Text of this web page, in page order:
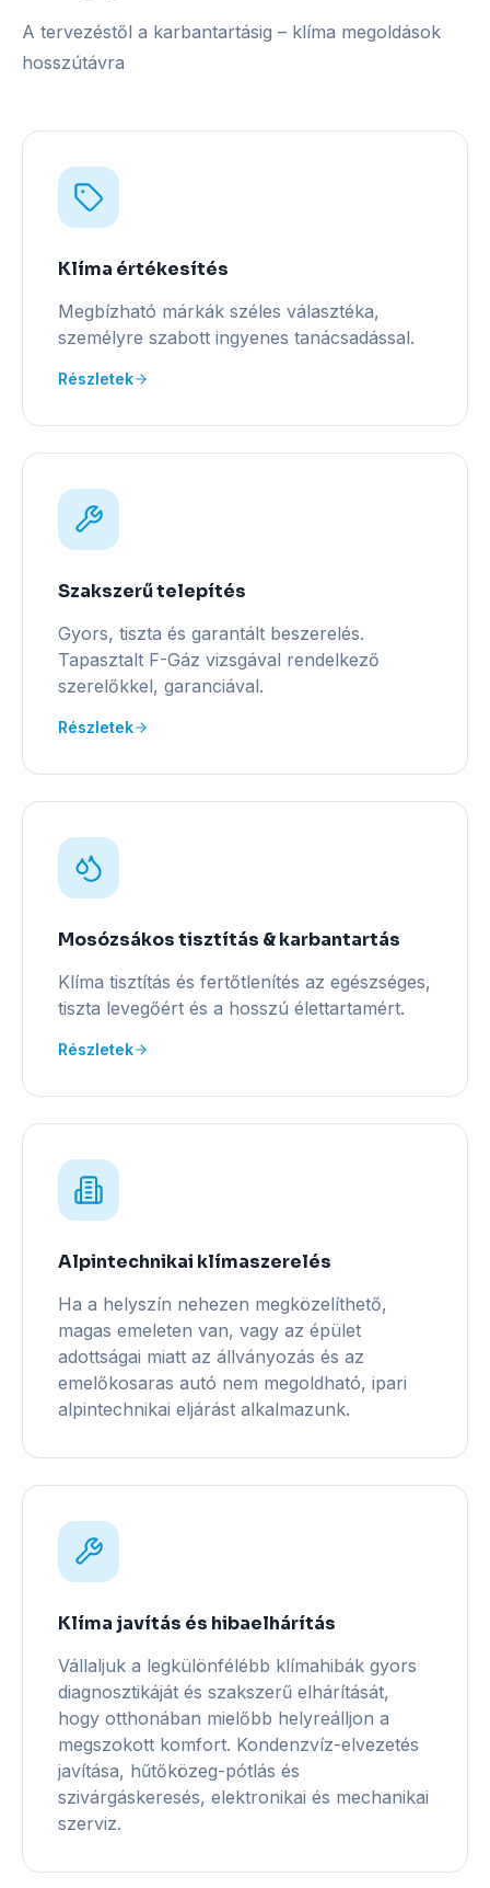
A tervezéstől a karbantartásig – klíma megoldások
hosszútávra
Klíma értékesítés
Megbízható márkák széles választéka,
személyre szabott ingyenes tanácsadással.
Részletek
Szakszerű telepítés
Gyors, tiszta és garantált beszerelés.
Tapasztalt F-Gáz vizsgával rendelkező
szerelőkkel, garanciával.
Részletek
Mosózsákos tisztítás & karbantartás
Klíma tisztítás és fertőtlenítés az egészséges,
tiszta levegőért és a hosszú élettartamért.
Részletek
Alpintechnikai klímaszerelés
Ha a helyszín nehezen megközelíthető,
magas emeleten van, vagy az épület
adottságai miatt az állványozás és az
emelőkosaras autó nem megoldható, ipari
alpintechnikai eljárást alkalmazunk.
Klíma javítás és hibaelhárítás
Vállaljuk a legkülönfélébb klímahibák gyors
diagnosztikáját és szakszerű elhárítását,
hogy otthonában mielőbb helyreálljon a
megszokott komfort. Kondenzvíz-elvezetés
javítása, hűtőközeg-pótlás és
szivárgáskeresés, elektronikai és mechanikai
szerviz.